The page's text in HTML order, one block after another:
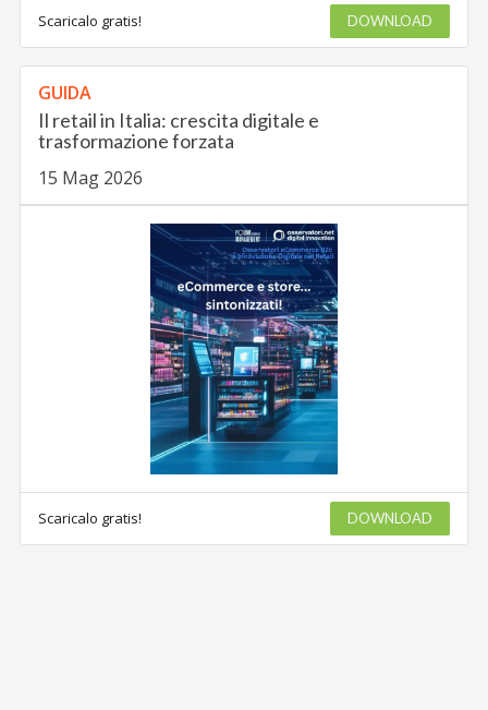
Scaricalo gratis! DOWNLOAD
GUIDA
Il retail in Italia: crescita digitale e
trasformazione forzata
15 Mag 2026
Scaricalo gratis! DOWNLOAD